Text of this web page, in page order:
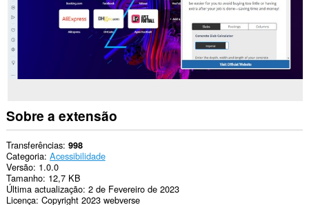
Sobre a extensão
Transferências 998
Categoria Acessibilidade
Versão 1.0.0
Tamanho 12,7 KB
Última actualização 2 de Fevereiro de 2023
Licença Copyright 2023 webverse